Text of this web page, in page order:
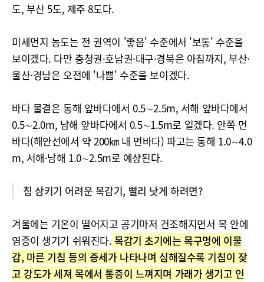
도, 부산 5도, 제주 8도다.
미세먼지 농도는 전 권역이 '좋음' 수준에서 '보통' 수준을
보이겠다. 다만 충청권·호남권·대구·경북은 아침까지, 부산·
울산·경남은 오전에 '나쁨' 수준을 보이겠다.
바다 물결은 동해 앞바다에서 0.5∼2.5m, 서해 앞바다에서
0.5∼2.0m, 남해 앞바다에서 0.5∼1.5m로 일겠다. 안쪽 먼
바다(해안선에서 약 200㎞ 내 먼바다) 파고는 동해 1.0∼4.0
m, 서해·남해 1.0∼2.5m로 예상된다.
침 삼키기 어려운 목감기, 빨리 낫게 하려면?
겨울에는 기온이 떨어지고 공기마저 건조해지면서 목 안에
염증이 생기기 쉬워진다. 목감기 초기에는 목구멍에 이물
감, 마른 기침 등의 증세가 나타나며 심해질수록 기침이 잦
고 강도가 세져 목에서 통증이 느껴지며 가래가 생기고 인